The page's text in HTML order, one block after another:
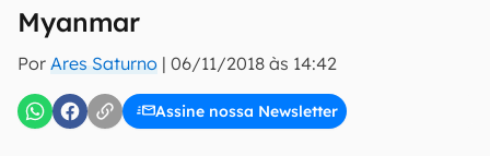
Myanmar
Por Ares Saturno | 06/11/2018 às 14:42
Assine nossa Newsletter
Confirmo que li, aceito e concordo com os Termos de
Uso e Política de Privacidade do Canaltech.